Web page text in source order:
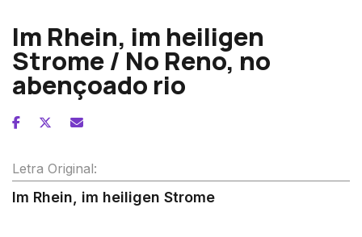
Im Rhein, im heiligen
Strome / No Reno, no
abençoado rio
Letra Original:
Im Rhein, im heiligen Strome